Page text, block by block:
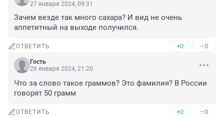
27 января 2024, 09:31
Зачем везде так много сахара? И вид не очень
аппетитный на выходе получился.
ОТВЕТИТЬ +0 –0
Гость
26 января 2024, 21:20
Что за слово такое граммов? Это фамилия? В России
говорят 50 грамм
ОТВЕТИТЬ +0 –0